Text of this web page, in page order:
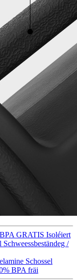
GRATIS Isoléiert
/
Schossel
BPA fräi